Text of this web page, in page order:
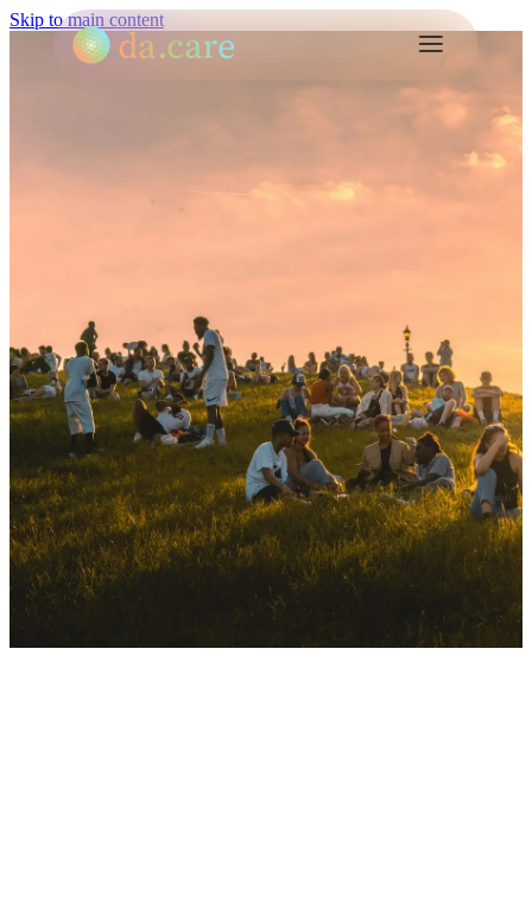
Skip to main content